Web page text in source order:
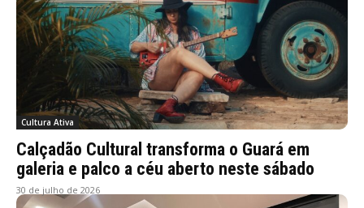
Cultura Ativa
Calçadão Cultural transforma o Guará em
galeria e palco a céu aberto neste sábado
30 de julho de 2026